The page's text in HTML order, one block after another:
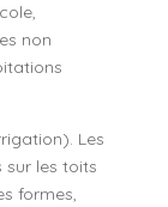
non
Les
sur les toits
formes,